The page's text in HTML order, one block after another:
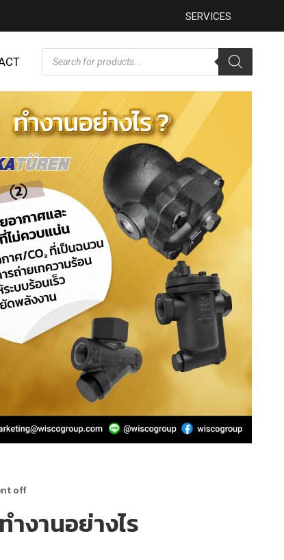
SERVICES
off
งานอย่างไร